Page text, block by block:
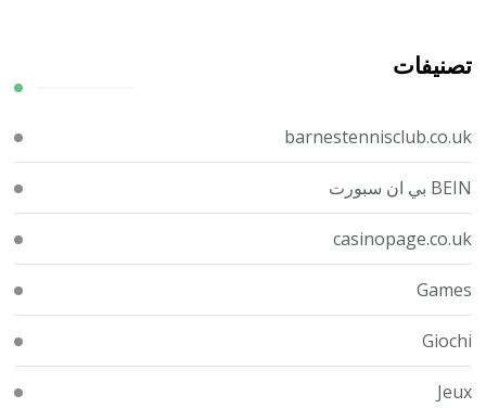
تصنيفات
barnestennisclub.co.uk
BEIN بي ان سبورت
casinopage.co.uk
Games
Giochi
Jeux